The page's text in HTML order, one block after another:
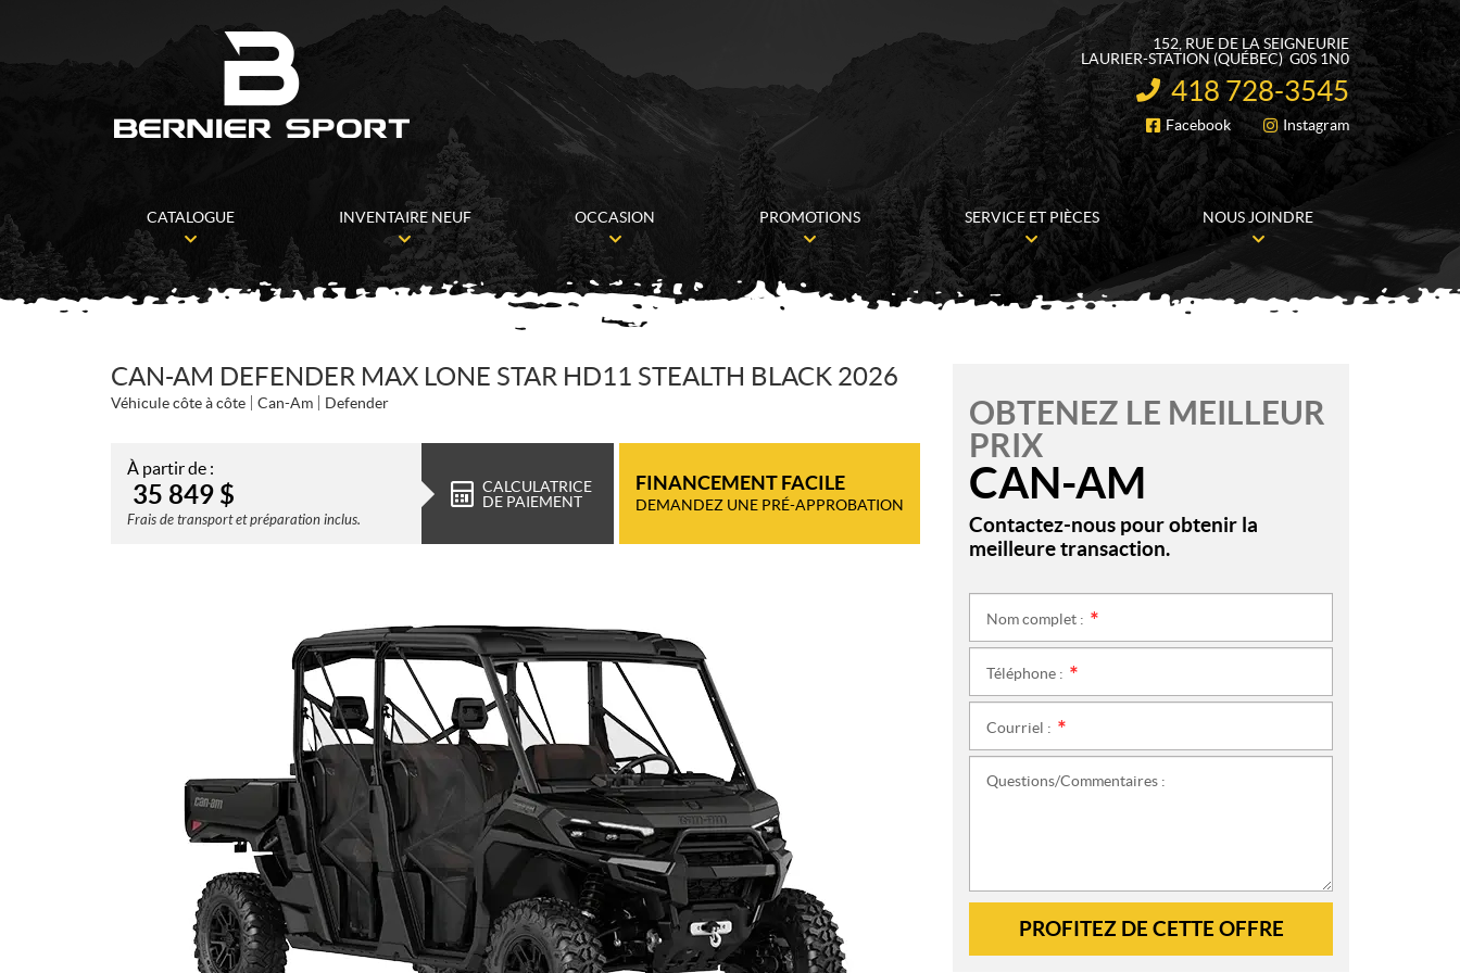
152, RUE DE LA SEIGNEURIE
LAURIER-STATION(QUÉBEC) G0S 1N0
INFORMATION :
418 728-3545
SUIVEZ-NOUS
Facebook Instagram
CATALOGUE INVENTAIRE NEUF OCCASION PROMOTIONS SERVICE ET PIÈCES NOUS JOINDRE
CAN-AM DEFENDER MAX LONE STAR HD11 STEALTH BLACK 2026
Véhicule côte à côte Can-Am Defender
À partir de :
35 849 $
Frais de transport et préparation inclus.
CALCULATRICE
DE PAIEMENT
FINANCEMENT FACILE
DEMANDEZ UNE PRÉ-APPROBATION
OBTENEZ LE MEILLEUR
PRIX
CAN-AM
Contactez-nous pour obtenir la
meilleure transaction.
Nom complet :
Téléphone :
Courriel :
Questions/Commentaires :
PROFITEZ DE CETTE OFFRE